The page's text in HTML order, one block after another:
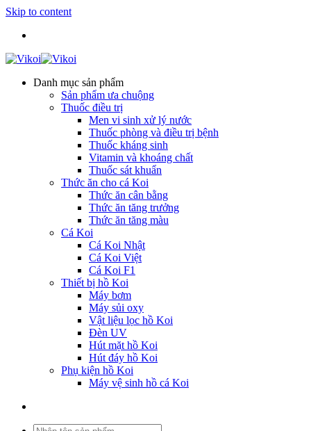
Skip to content
Danh mục sản phẩm
Sản phẩm ưa chuộng
Thuốc điều trị
Men vi sinh xử lý nước
Thuốc phòng và điều trị bệnh
Thuốc kháng sinh
Vitamin và khoáng chất
Thuốc sát khuẩn
Thức ăn cho cá Koi
Thức ăn cân bằng
Thức ăn tăng trưởng
Thức ăn tăng màu
Cá Koi
Cá Koi Nhật
Cá Koi Việt
Cá Koi F1
Thiết bị hồ Koi
Máy bơm
Máy sủi oxy
Vật liệu lọc hồ Koi
Đèn UV
Hút mặt hồ Koi
Hút đáy hồ Koi
Phụ kiện hồ Koi
Máy vệ sinh hồ cá Koi